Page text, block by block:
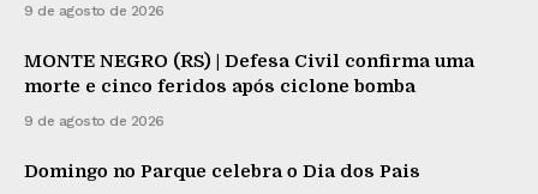
9 de agosto de 2026
MONTE NEGRO (RS) | Defesa Civil confirma uma
morte e cinco feridos após ciclone bomba
9 de agosto de 2026
Domingo no Parque celebra o Dia dos Pais